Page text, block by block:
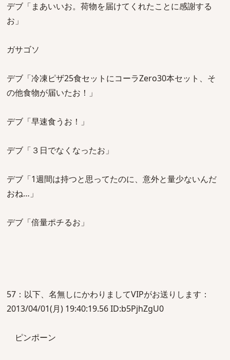
デブ「まあいいお。荷物を届けてくれたことに感謝する
お」
ガサゴソ
デブ「冷凍ピザ25食セットにコーラZero30本セット、そ
の他食物が届いたお！」
デブ「早速食うお！」
デブ「３日でなくなったお」
デブ「1週間は持つと思ってたのに、意外と量少ないんだ
おね…」
デブ「倍量ポチるお」
57：以下、名無しにかわりましてVIPがお送りします：
2013/04/01(月) 19:40:19.56 ID:b5PjhZgU0
ピンポーン